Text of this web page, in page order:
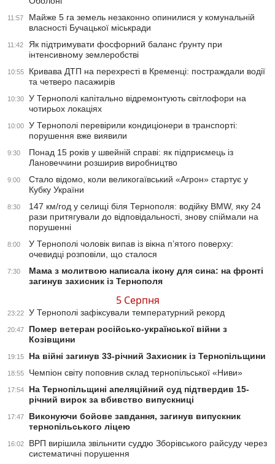
11:57
Майже 5 га земель незаконно опинилися у комунальній
власності Бучацької міськради
11:42
Як підтримувати фосфорний баланс ґрунту при
інтенсивному землеробстві
10:55
Кривава ДТП на перехресті в Кременці: постраждали водії
та четверо пасажирів
10:30
У Тернополі капітально відремонтують світлофори на
чотирьох локаціях
10:00
У Тернополі перевірили кондиціонери в транспорті:
порушення вже виявили
9:30
Понад 15 років у швейній справі: як підприємець із
Лановеччини розширив виробництво
9:00
Стало відомо, коли великогаївський «Агрон» стартує у
Кубку України
8:30
147 км/год у селищі біля Тернополя: водійку BMW, яку 24
рази притягували до відповідальності, знову спіймали на
порушенні
8:00
У Тернополі чоловік випав із вікна п’ятого поверху:
очевидці розповіли, що сталося
7:30
Мама з молитвою написала ікону для сина: на фронті
загинув захисник із Тернополя
5 Серпня
23:22 У Тернополі зафіксували температурний рекорд
20:47
Помер ветеран російсько-української війни з
Козівщини
19:15 На війні загинув 33-річний Захисник із Тернопільщини
18:55 Чемпіон світу поповнив склад тернопільської «Ниви»
17:54
На Тернопільщині апеляційний суд підтвердив 15-
річний вирок за вбивство випускниці
17:47
Виконуючи бойове завдання, загинув випускник
тернопільського ліцею
16:02
ВРП вирішила звільнити суддю Зборівського райсуду через
систематичні порушення